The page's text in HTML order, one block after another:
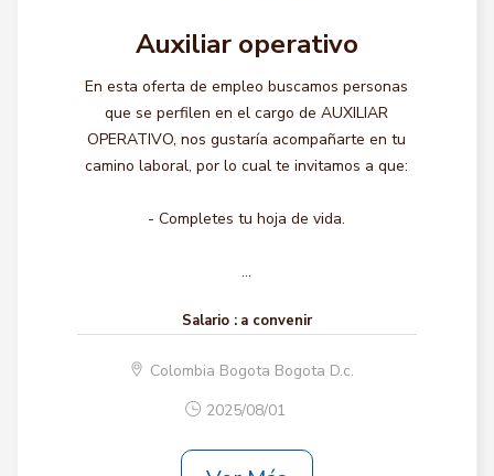
Auxiliar operativo
En esta oferta de empleo buscamos personas
que se perfilen en el cargo de AUXILIAR
OPERATIVO, nos gustaría acompañarte en tu
camino laboral, por lo cual te invitamos a que:
- Completes tu hoja de vida.
...
Salario : a convenir
Colombia Bogota Bogota D.c.
2025/08/01